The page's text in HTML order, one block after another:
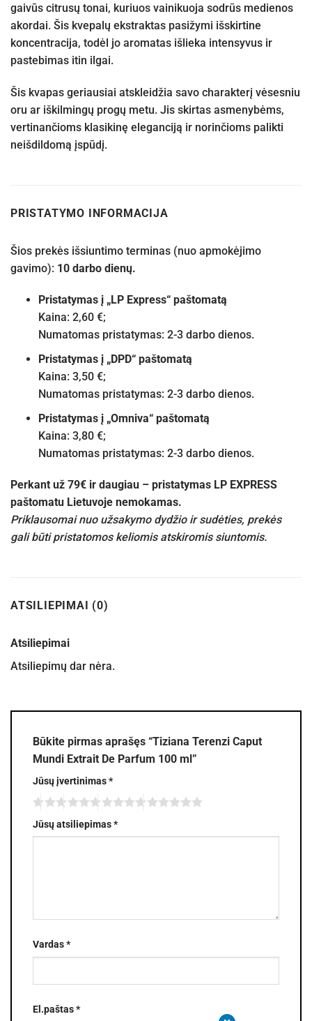
gaivūs citrusų tonai, kuriuos vainikuoja sodrūs medienos
akordai. Šis kvepalų ekstraktas pasižymi išskirtine
koncentracija, todėl jo aromatas išlieka intensyvus ir
pastebimas itin ilgai.
Šis kvapas geriausiai atskleidžia savo charakterį vėsesniu
oru ar iškilmingų progų metu. Jis skirtas asmenybėms,
vertinančioms klasikinę eleganciją ir norinčioms palikti
neišdildomą įspūdį.
PRISTATYMO INFORMACIJA
Šios prekės išsiuntimo terminas (nuo apmokėjimo
gavimo): 10 darbo dienų.
Pristatymas į „LP Express“ paštomatą
Kaina: 2,60 €;
Numatomas pristatymas: 2-3 darbo dienos.
Pristatymas į „DPD“ paštomatą
Kaina: 3,50 €;
Numatomas pristatymas: 2-3 darbo dienos.
Pristatymas į „Omniva“ paštomatą
Kaina: 3,80 €;
Numatomas pristatymas: 2-3 darbo dienos.
Perkant už 79€ ir daugiau – pristatymas LP EXPRESS
paštomatu Lietuvoje nemokamas.
Priklausomai nuo užsakymo dydžio ir sudėties, prekės
gali būti pristatomos keliomis atskiromis siuntomis.
ATSILIEPIMAI (0)
Atsiliepimai
Atsiliepimų dar nėra.
Būkite pirmas aprašęs “Tiziana Terenzi Caput
Mundi Extrait De Parfum 100 ml”
Jūsų įvertinimas*
Jūsų atsiliepimas*
Vardas*
El.paštas*